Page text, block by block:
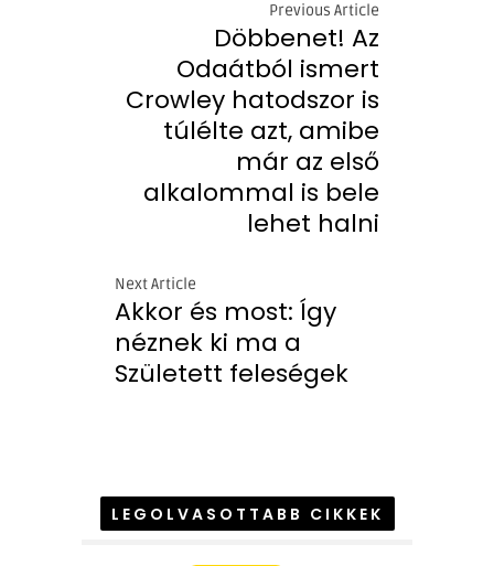
Previous Article
Döbbenet! Az
Odaátból ismert
Crowley hatodszor is
túlélte azt, amibe
már az első
alkalommal is bele
lehet halni
Next Article
Akkor és most: Így
néznek ki ma a
Született feleségek
LEGOLVASOTTABB CIKKEK